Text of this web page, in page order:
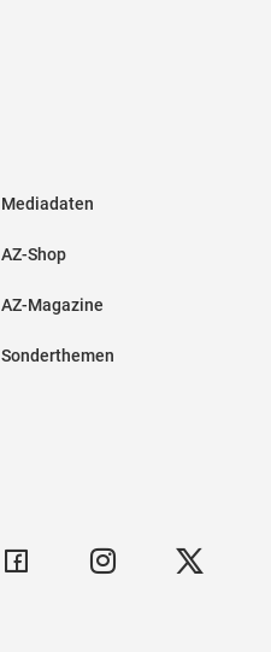
Mediadaten
AZ-Shop
AZ-Magazine
Sonderthemen